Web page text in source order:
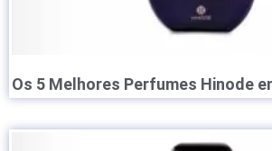
Os 5 Melhores Perfumes Hinode